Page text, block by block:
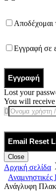
Αποδέχομαι
Εγγραφή σε
Εγγραφή
Lost your
You will receive
Email Reset
Close
Αρχική σελίδα
Αναμνηστικές
Ανάγλυφη